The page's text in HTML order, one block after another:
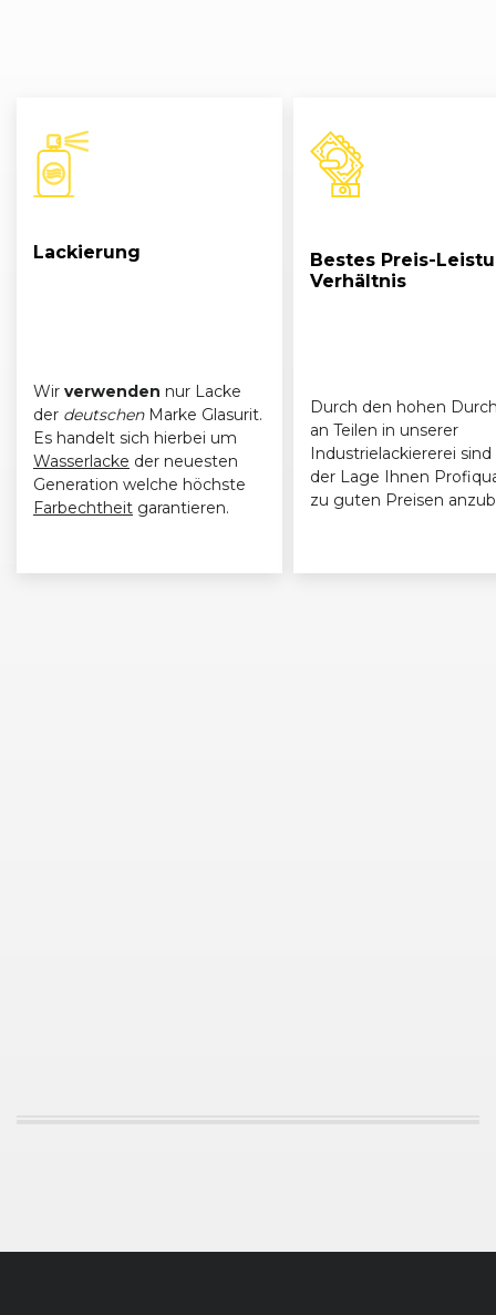
Lackierung
Wir verwenden nur Lacke
der deutschenMarke Glasurit.
Es handelt sich hierbei um
Wasserlacke der neuesten
Generation welche höchste
Farbechtheit garantieren.
Bestes Preis-
Verhältnis
Durch den hohen
an Teilen in unserer
Industrielackiererei sind
der Lage Ihnen
zu guten Preisen